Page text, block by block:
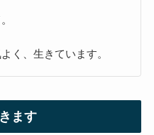
く、生きています。
ます